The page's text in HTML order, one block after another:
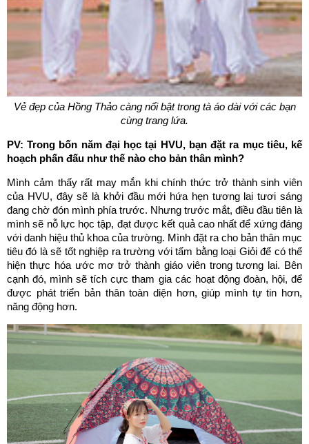
Vẻ đẹp của Hồng Thảo càng nổi bật trong tà áo dài với các bạn
cùng trang lứa.
PV: Trong bốn năm đại học tại HVU, bạn đặt ra mục tiêu, kế
hoạch phấn đấu như thế nào cho bản thân mình?
Mình cảm thấy rất may mắn khi chính thức trở thành sinh viên
của HVU, đây sẽ là khởi đầu mới hứa hẹn tương lai tươi sáng
đang chờ đón mình phía trước. Nhưng trước mắt, điều đầu tiên là
mình sẽ nỗ lực học tập, đạt được kết quả cao nhất để xứng đáng
với danh hiệu thủ khoa của trường. Mình đặt ra cho bản thân mục
tiêu đó là sẽ tốt nghiệp ra trường với tấm bằng loại Giỏi để có thể
hiện thực hóa ước mơ trở thành giáo viên trong tương lai. Bên
cạnh đó, mình sẽ tích cực tham gia các hoạt động đoàn, hội, để
được phát triển bản thân toàn diện hơn, giúp mình tự tin hơn,
năng động hơn.